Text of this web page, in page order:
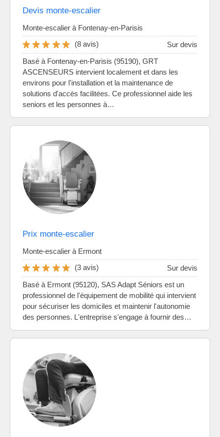
Devis monte-escalier
Monte-escalier à Fontenay-en-Parisis
(8 avis)
Sur devis
Basé à Fontenay-en-Parisis (95190), GRT
ASCENSEURS intervient localement et dans les
environs pour l'installation et la maintenance de
solutions d'accès facilitées. Ce professionnel aide les
seniors et les personnes à…
Prix monte-escalier
Monte-escalier à Ermont
(3 avis)
Sur devis
Basé à Ermont (95120), SAS Adapt Séniors est un
professionnel de l'équipement de mobilité qui intervient
pour sécuriser les domiciles et maintenir l'autonomie
des personnes. L'entreprise s'engage à fournir des…